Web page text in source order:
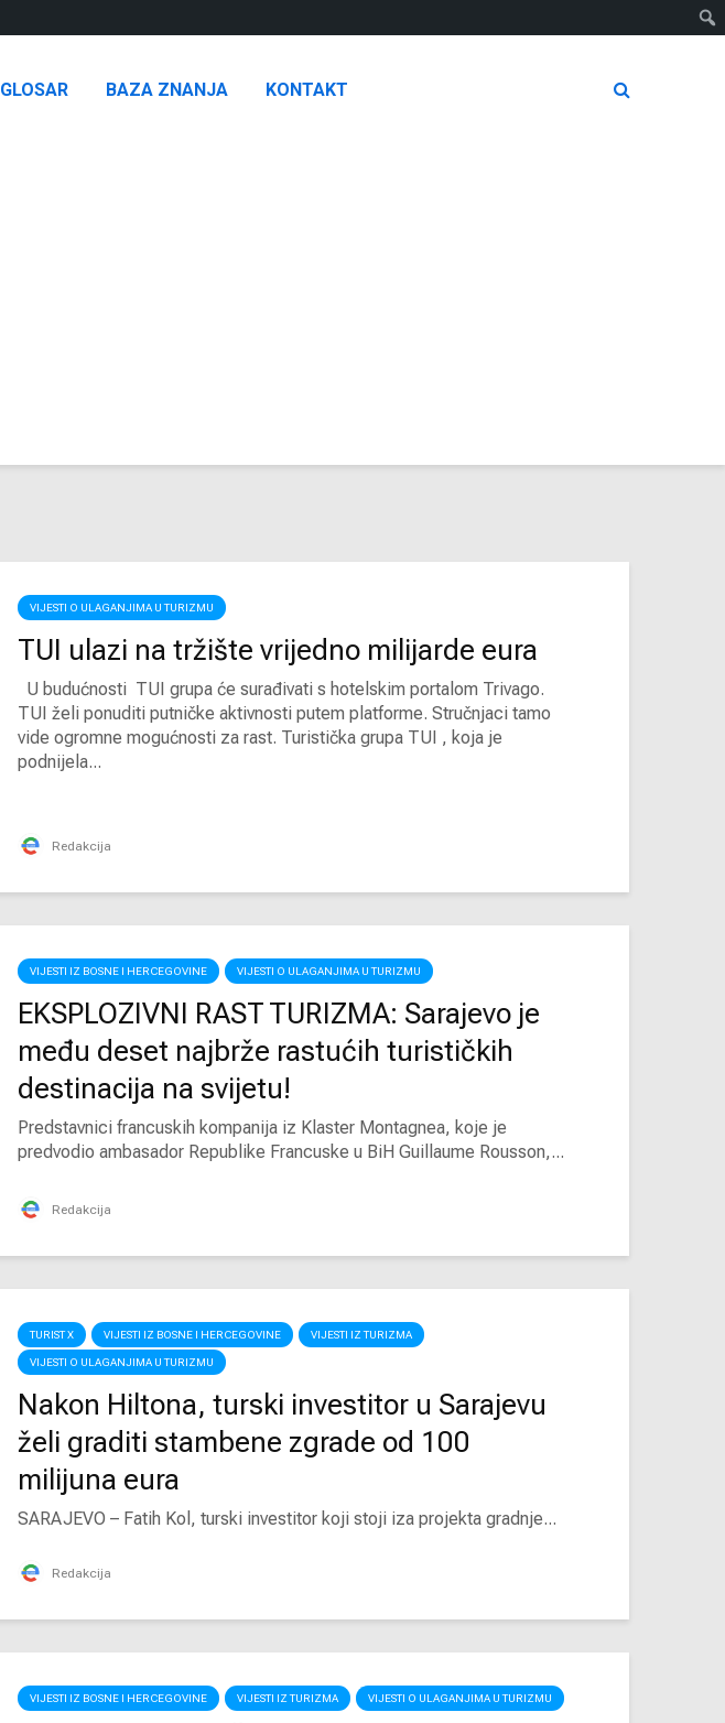
GLOSAR BAZA ZNANJA KONTAKT
VIJESTI O ULAGANJIMA U TURIZMU
TUI ulazi na tržište vrijedno milijarde eura
U budućnosti TUI grupa će surađivati ​​s hotelskim portalom Trivago.
TUI želi ponuditi putničke aktivnosti putem platforme. Stručnjaci tamo
vide ogromne mogućnosti za rast. Turistička grupa TUI , koja je
podnijela...
Redakcija
VIJESTI IZ BOSNE I HERCEGOVINE VIJESTI O ULAGANJIMA U TURIZMU
EKSPLOZIVNI RAST TURIZMA: Sarajevo je
među deset najbrže rastućih turističkih
destinacija na svijetu!
Predstavnici francuskih kompanija iz Klaster Montagnea, koje je
predvodio ambasador Republike Francuske u BiH Guillaume Rousson,...
Redakcija
TURIST X VIJESTI IZ BOSNE I HERCEGOVINE VIJESTI IZ TURIZMA
VIJESTI O ULAGANJIMA U TURIZMU
Nakon Hiltona, turski investitor u Sarajevu
želi graditi stambene zgrade od 100
milijuna eura
SARAJEVO – Fatih Kol, turski investitor koji stoji iza projekta gradnje...
Redakcija
VIJESTI IZ BOSNE I HERCEGOVINE VIJESTI IZ TURIZMA VIJESTI O ULAGANJIMA U TURIZMU